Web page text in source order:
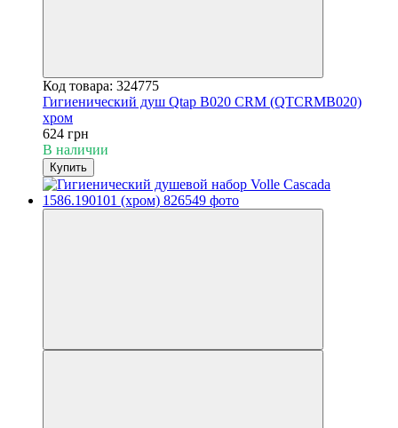
Код товара: 324775
Гигиенический душ Qtap B020 CRM (QTCRMB020)
хром
624 грн
В наличии
Купить